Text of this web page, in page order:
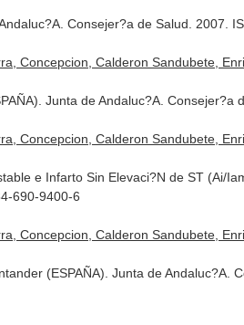
Consejer?a de Salud. 2007.
Concepcion, Calderon Sandubete,
Junta de Andaluc?A. Consejer?a
Concepcion, Calderon Sandubete,
e Infarto Sin Elevaci?N de ST (Ai/
690-9400-6
Concepcion, Calderon Sandubete,
(ESPAÑA). Junta de Andaluc?A.